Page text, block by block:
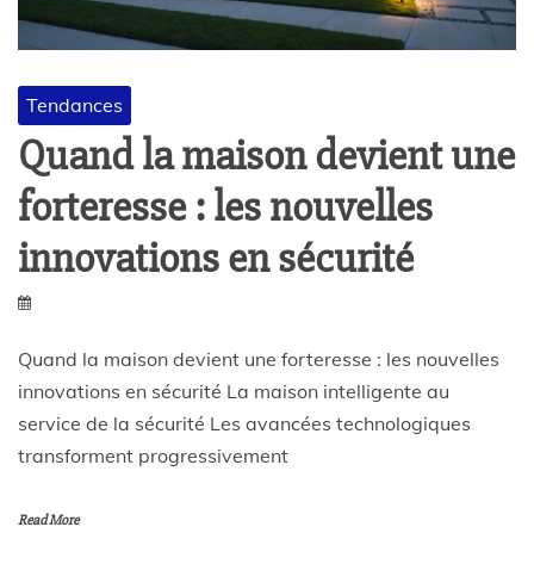
Tendances
Quand la maison devient une
forteresse : les nouvelles
innovations en sécurité
Quand la maison devient une forteresse : les nouvelles
innovations en sécurité La maison intelligente au
service de la sécurité Les avancées technologiques
transforment progressivement
Read More